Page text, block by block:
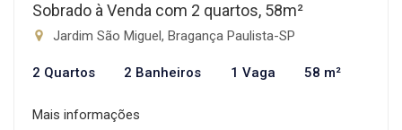
Sobrado à Venda com 2 quartos, 58m²
Jardim São Miguel, Bragança Paulista-SP
2 Quartos 2 Banheiros 1 Vaga 58 m²
Mais informações